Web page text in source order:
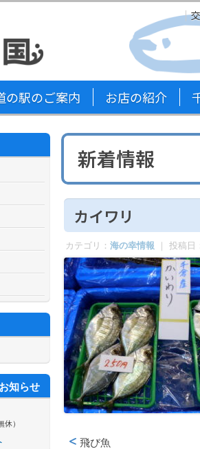
の駅のご案内 お店の紹介
新着情報
カイワリ
カテゴリ： 海の幸情報 ｜ 投稿日
飛び魚
知らせ
休）